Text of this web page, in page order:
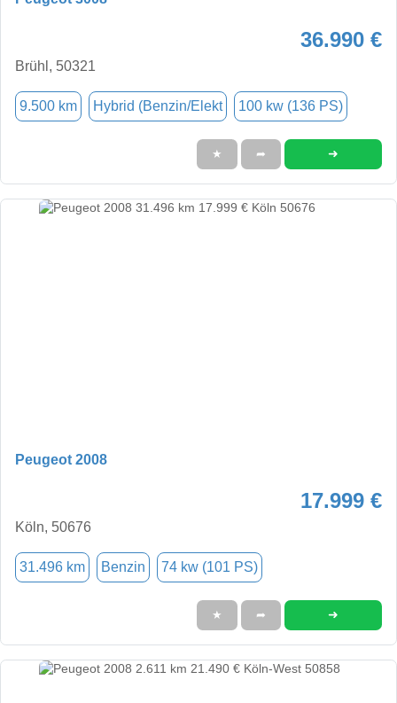
36.990 €
Brühl, 50321
9.500 km Hybrid (Benzin/Elekt 100 kw (136 PS)
★ ➦ ➜
Peugeot 2008
17.999 €
Köln, 50676
31.496 km Benzin 74 kw (101 PS)
★ ➦ ➜